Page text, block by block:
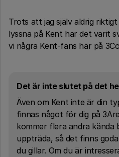
Trots att jag själv aldrig
lyssna på Kent har det varit
vi några Kent-fans här på
Det är inte slutet på det
Även om Kent inte är din
finnas något för dig på
kommer flera andra
uppträda, så det finns
du gillar. Om du är